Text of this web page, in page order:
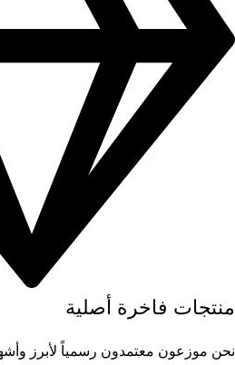
منتجات فاخرة أصلية
نحن موزعون معتمدون رسمياً لأبرز